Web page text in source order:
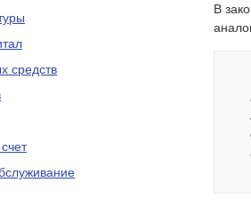
средств
В